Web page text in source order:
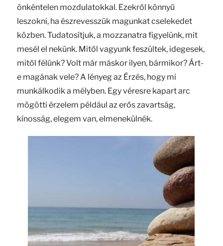
önkéntelen mozdulatokkal. Ezekről könnyű
leszokni, ha észrevesszük magunkat cselekedet
közben. Tudatosítjuk, a mozzanatra figyelünk, mit
mesél el nekünk. Mitől vagyunk feszültek, idegesek,
mitől félünk? Volt már máskor ilyen, bármikor? Árt-
e magának vele? A lényeg az Érzés, hogy mi
munkálkodik a mélyben. Egy véresre kapart arc
mögötti érzelem például az erős zavartság,
kínosság, elegem van, elmenekülnék.